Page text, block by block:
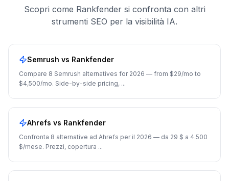
Scopri come Rankfender si confronta con altri
strumenti SEO per la visibilità IA.
Semrush vs Rankfender
Compare 8 Semrush alternatives for 2026 — from $29/mo to
$4,500/mo. Side-by-side pricing, ...
Ahrefs vs Rankfender
Confronta 8 alternative ad Ahrefs per il 2026 — da 29 $ a 4.500
$/mese. Prezzi, copertura ...